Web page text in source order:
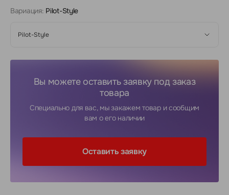
Вариация: Pilot-Style
Pilot-Style
Вы можете оставить заявку под заказ
товара
Специально для вас, мы закажем товар и сообщим
вам о его наличии
Оставить заявку